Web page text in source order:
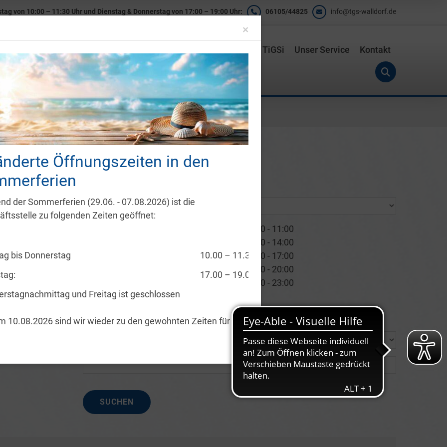
von 10:00 – 11:30 Uhr und Dienstag & Donnerstag von 17:00 – 19:00 Uhr: 06105/44825 info@tgs-walldorf.de
TiGSi Unser Service Kontakt
Samstag
08:00 - 11:00
11:00 - 14:00
14:00 - 17:00
17:00 - 20:00
20:00 - 23:00
×
Öffnungszeiten in den
der Sommerferien (29.06. - 07.08.2026) ist die
zu folgenden Zeiten geöffnet:
bis Donnerstag
10.00 – 11.30 Uhr
17.00 – 19.00 Uhr
und Freitag ist geschlossen
10.08.2026 sind wir wieder zu den gewohnten Zeiten für Sie